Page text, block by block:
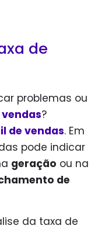
de
problemas ou
?
de vendas. Em
pode indicar
geração ou na
de
da taxa de